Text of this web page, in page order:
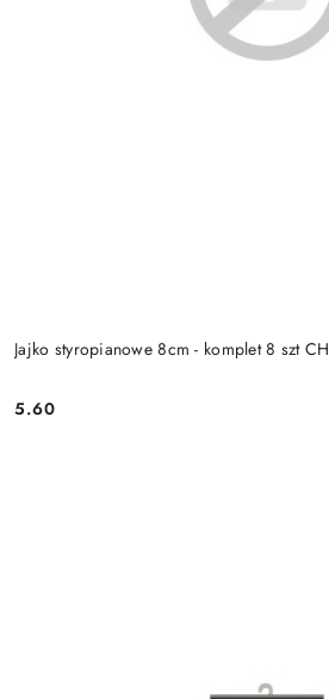
Jajko styropianowe 8cm - komplet 8 szt CH
Cena:
5.60